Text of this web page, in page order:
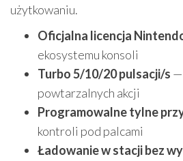
użytkowaniu.
Oficjalna licencja
ekosystemu konsoli
Turbo 5/10/20 pulsacji/s —
powtarzalnych akcji
Programowalne tylne
kontroli pod palcami
Ładowanie w stacji bez